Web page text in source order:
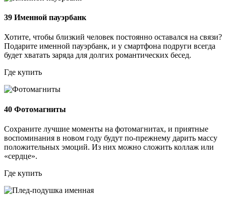
39 Именной пауэрбанк
Хотите, чтобы близкий человек постоянно оставался на связи?
Подарите именной пауэрбанк, и у смартфона подруги всегда
будет хватать заряда для долгих романтических бесед.
Где купить
40 Фотомагниты
Сохраните лучшие моменты на фотомагнитах, и приятные
воспоминания в новом году будут по-прежнему дарить массу
положительных эмоций. Из них можно сложить коллаж или
«сердце».
Где купить